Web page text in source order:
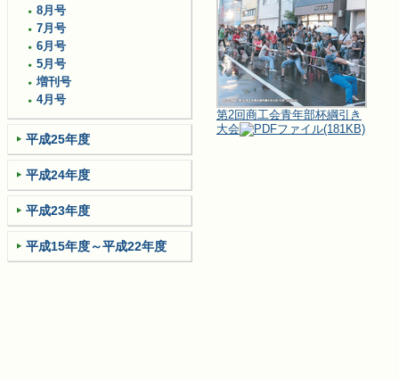
第2回商工会青年部杯綱引き
大会
(181KB)
8月号
7月号
6月号
5月号
増刊号
4月号
平成25年度
平成24年度
平成23年度
平成15年度～平成22年度